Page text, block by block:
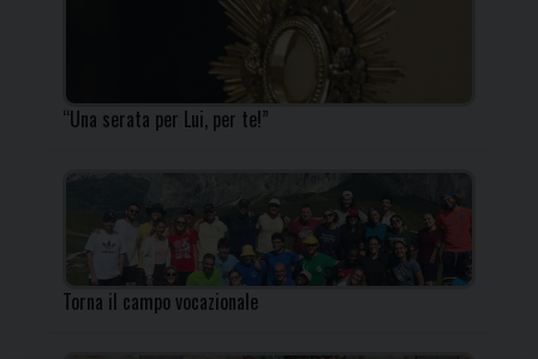
“Una serata per Lui, per te!”
Torna il campo vocazionale